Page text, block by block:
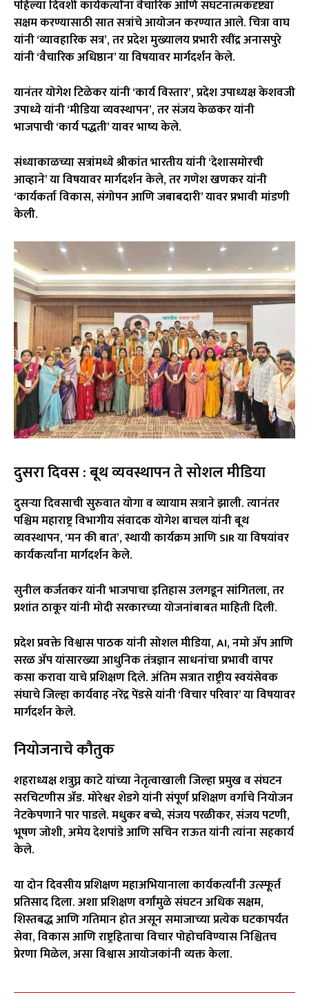
पहिल्या दिवशी कार्यकर्त्यांना वैचारिक आणि संघटनात्मकदृष्ट्या
सक्षम करण्यासाठी सात सत्रांचे आयोजन करण्यात आले.चित्रा वाघ
यांनी ‘व्यावहारिक सत्र’, तर प्रदेश मुख्यालय प्रभारी रवींद्र अनासपुरे
यांनी ‘वैचारिक अधिष्ठान’ या विषयावर मार्गदर्शन केले.
यानंतरयोगेश टिळेकरयांनी ‘कार्य विस्तार’, प्रदेश उपाध्यक्ष केशवजी
उपाध्ये यांनी ‘मीडिया व्यवस्थापन’, तरसंजय केळकरयांनी
भाजपाची ‘कार्य पद्धती’ यावर भाष्य केले.
संध्याकाळच्या सत्रांमध्येश्रीकांत भारतीययांनी ‘देशासमोरची
आव्हाने’ या विषयावर मार्गदर्शन केले, तरगणेश खणकरयांनी
‘कार्यकर्ता विकास, संगोपन आणि जबाबदारी’ यावर प्रभावी मांडणी
केली.
दुसरा दिवस : बूथ व्यवस्थापन ते सोशल मीडिया
दुसऱ्या दिवसाची सुरुवात योगा व व्यायाम सत्राने झाली. त्यानंतर
पश्चिम महाराष्ट्र विभागीय संवादक योगेश बाचल यांनी बूथ
व्यवस्थापन, ‘मन की बात’, स्थायी कार्यक्रम आणि SIR या विषयांवर
कार्यकर्त्यांना मार्गदर्शन केले.
सुनील कर्जतकरयांनी भाजपाचा इतिहास उलगडून सांगितला, तर
प्रशांत ठाकूरयांनी मोदी सरकारच्या योजनांबाबत माहिती दिली.
प्रदेश प्रवक्ते विश्वास पाठक यांनी सोशल मीडिया, AI, नमो ॲप आणि
सरळ ॲप यांसारख्या आधुनिक तंत्रज्ञान साधनांचा प्रभावी वापर
कसा करावा याचे प्रशिक्षण दिले. अंतिम सत्रात राष्ट्रीय स्वयंसेवक
संघाचे जिल्हा कार्यवाह नरेंद्र पेंडसे यांनी ‘विचार परिवार’ या विषयावर
मार्गदर्शन केले.
नियोजनाचे कौतुक
शहराध्यक्षशत्रुघ्न काटेयांच्या नेतृत्वाखाली जिल्हा प्रमुख व संघटन
सरचिटणीस ॲड. मोरेश्वर शेडगे यांनी संपूर्ण प्रशिक्षण वर्गाचे नियोजन
नेटकेपणाने पार पाडले. मधुकर बच्चे, संजय परळीकर, संजय पटणी,
भूषण जोशी, अमेय देशपांडे आणि सचिन राऊत यांनी त्यांना सहकार्य
केले.
या दोन दिवसीय प्रशिक्षण महाअभियानाला कार्यकर्त्यांनी उत्स्फूर्त
प्रतिसाद दिला. अशा प्रशिक्षण वर्गांमुळे संघटन अधिक सक्षम,
शिस्तबद्ध आणि गतिमान होत असून समाजाच्या प्रत्येक घटकापर्यंत
सेवा, विकास आणि राष्ट्रहिताचा विचार पोहोचविण्यास निश्चितच
प्रेरणा मिळेल, असा विश्वास आयोजकांनी व्यक्त केला.